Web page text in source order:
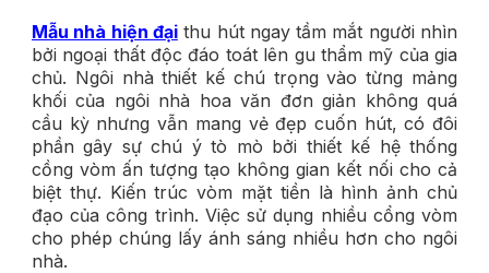
Mẫu nhà hiện đạithu hút ngay tầm mắt người nhìn
bởi ngoại thất độc đáo toát lên gu thẩm mỹ của gia
chủ. Ngôi nhà thiết kế chú trọng vào từng mảng
khối của ngôi nhà hoa văn đơn giản không quá
cầu kỳ nhưng vẫn mang vẻ đẹp cuốn hút, có đôi
phần gây sự chú ý tò mò bởi thiết kế hệ thống
cồng vòm ấn tượng tạo không gian kết nối cho cả
biệt thự. Kiến trúc vòm mặt tiền là hình ảnh chủ
đạo của công trình. Việc sử dụng nhiều cổng vòm
cho phép chúng lấy ánh sáng nhiều hơn cho ngôi
nhà.